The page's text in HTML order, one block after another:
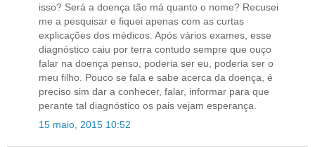
isso? Será a doença tão má quanto o nome? Recusei
me a pesquisar e fiquei apenas com as curtas
explicações dos médicos. Após vários exames, esse
diagnóstico caiu por terra contudo sempre que ouço
falar na doença penso, poderia ser eu, poderia ser o
meu filho. Pouco se fala e sabe acerca da doença, é
preciso sim dar a conhecer, falar, informar para que
perante tal diagnóstico os pais vejam esperança.
15 maio, 2015 10:52